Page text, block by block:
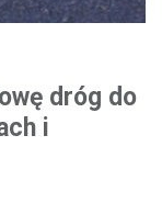
dróg do
i